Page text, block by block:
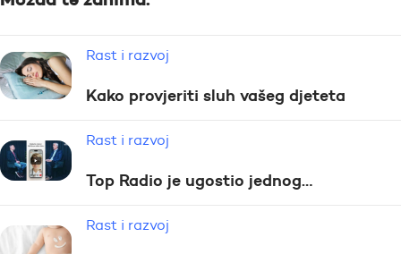
Rast i razvoj
Kako provjeriti sluh vašeg djeteta
Rast i razvoj
Top Radio je ugostio jednog…
Rast i razvoj